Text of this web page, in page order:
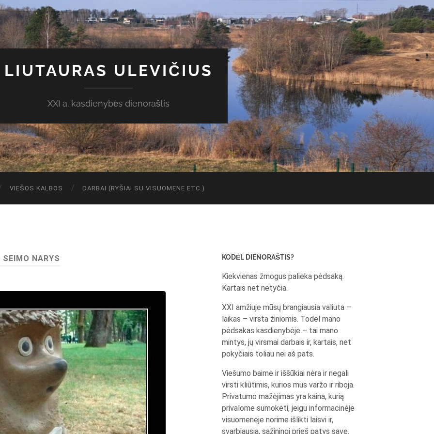
LIUTAURAS ULEVIČIUS
XXI a. kasdienybės dienoraštis
VIEŠOS KALBOS DARBAI (RYŠIAI SU VISUOMENE ETC.)
SEIMO NARYS KODĖL DIENORAŠTIS?
Kiekvienas žmogus palieka pėdsaką.
Kartais net netyčia.
XXI amžiuje mūsų brangiausia valiuta –
laikas – virsta žiniomis. Todėl mano
pėdsakas kasdienybėje – tai mano
mintys, jų virsmai darbais ir, kartais, net
pokyčiais toliau nei aš pats.
Viešumo baimė ir iššūkiai nėra ir negali
virsti kliūtimis, kurios mus varžo ir riboja.
Privatumo mažėjimas yra kaina, kurią
privalome sumokėti, jeigu informacinėje
visuomenėje norime išlikti laisvi ir,
svarbiausia, sąžiningi prieš patys save.